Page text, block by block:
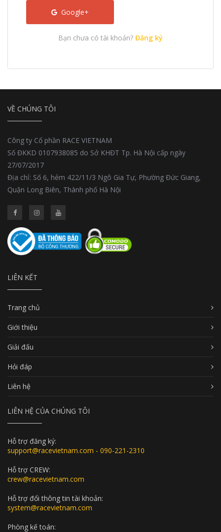
Google+
Bạn chưa có tài khoản? Đăng ký
VỀ CHÚNG TÔI
Công ty Cổ phần RACE VIETNAM
Số ĐKKD 0107938085 do Sở KHĐT Tp. Hà Nội cấp ngày
27/07/2017
Địa chỉ: Số 6, hẻm 422/11/3 Ngô Gia Tự, Phường Đức Giang,
Quận Long Biên, Thành phố Hà Nội
LIÊN KẾT
Trang chủ
Giới thiệu
Giải đấu
Hỏi đáp
Liên hệ
LIÊN HỆ CỦA CHÚNG TÔI
Hỗ trợ đăng ký:
support@racevietnam.com - 090-221-2310
Hỗ trợ CREW:
crew@racevietnam.com
Hỗ trợ đổi thông tin tài khoản:
system@racevietnam.com
Phòng kế toán: